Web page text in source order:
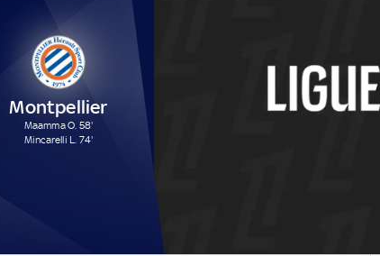
Montpellier
Maamma O. 58'
Mincarelli L. 74'